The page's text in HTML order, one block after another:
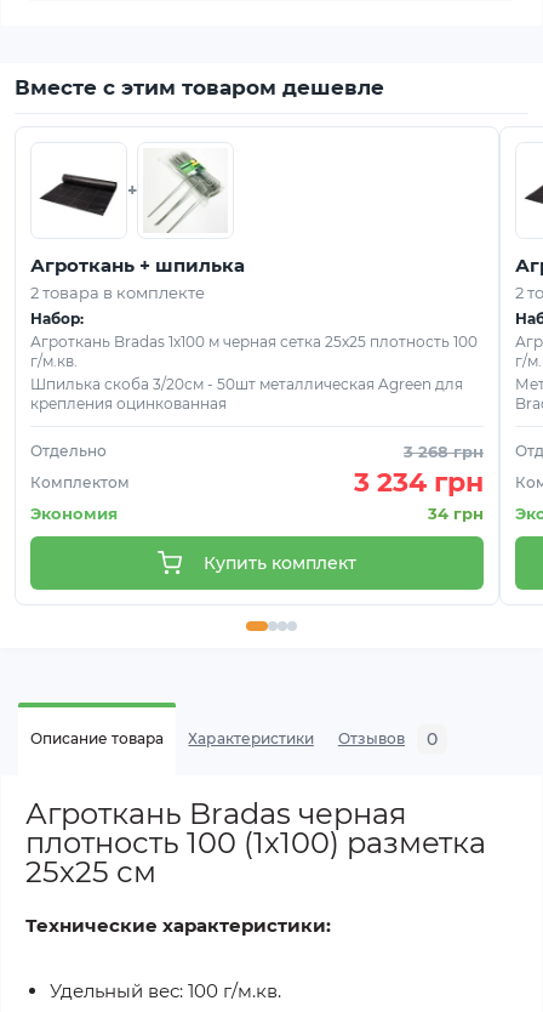
Вместе с этим товаром дешевле
+
Агроткань + шпилька
2 товара в комплекте
Набор:
Агроткань Bradas 1х100 м черная сетка 25х25 плотность 100
г/м.кв.
Шпилька скоба 3/20см - 50шт металлическая Agreen для
крепления оцинкованная
Отдельно 3 268 грн
Комплектом 3 234 грн
Экономия 34 грн
Купить комплект
2
г/
Описание товара Характеристики Отзывов 0
Агроткань Bradas черная
плотность 100 (1х100) разметка
25х25 см
Технические характеристики:
Удельный вес: 100 г/м.кв.